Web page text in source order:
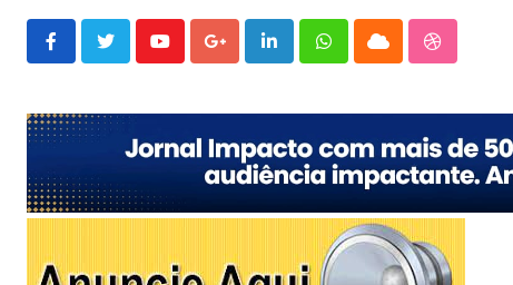
YoutubeGoogle+LinkedInWhatsappCloud